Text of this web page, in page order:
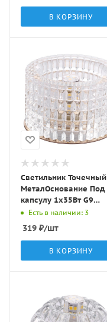
В КОРЗИНУ
Светильник Точечный
МеталОснование Под
капсулу 1х35Вт G9
Золото D70х45мм IP20
Y073 LBT
Есть в наличии: 3
319 ₽/шт
В КОРЗИНУ